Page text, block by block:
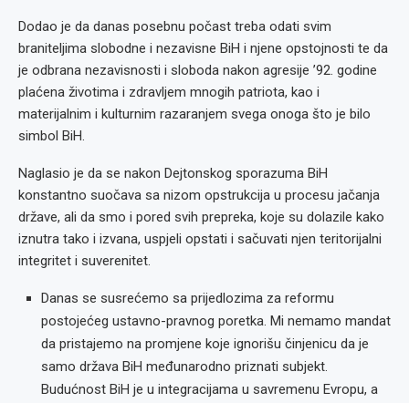
Dodao je da danas posebnu počast treba odati svim
braniteljima slobodne i nezavisne BiH i njene opstojnosti te da
je odbrana nezavisnosti i sloboda nakon agresije ’92. godine
plaćena životima i zdravljem mnogih patriota, kao i
materijalnim i kulturnim razaranjem svega onoga što je bilo
simbol BiH.
Naglasio je da se nakon Dejtonskog sporazuma BiH
konstantno suočava sa nizom opstrukcija u procesu jačanja
države, ali da smo i pored svih prepreka, koje su dolazile kako
iznutra tako i izvana, uspjeli opstati i sačuvati njen teritorijalni
integritet i suverenitet.
Danas se susrećemo sa prijedlozima za reformu
postojećeg ustavno-pravnog poretka. Mi nemamo mandat
da pristajemo na promjene koje ignorišu činjenicu da je
samo država BiH međunarodno priznati subjekt.
Budućnost BiH je u integracijama u savremenu Evropu, a